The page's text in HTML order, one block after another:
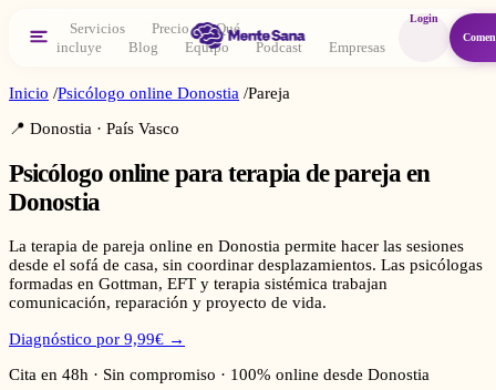
Servicios Precio
Qué
incluye
Blog Equipo Podcast Empresas
Login
Inicio /Psicólogo online Donostia /Pareja
📍 Donostia · País Vasco
Psicólogo online paraterapia de parejaen
Donostia
La terapia de pareja online en Donostia permite hacer las sesiones
desde el sofá de casa, sin coordinar desplazamientos. Las psicólogas
formadas en Gottman, EFT y terapia sistémica trabajan
comunicación, reparación y proyecto de vida.
Diagnóstico por 9,99€ →
Cita en 48h · Sin compromiso · 100% online desde Donostia